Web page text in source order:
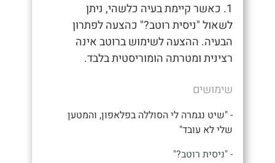
1. כאשר קיימת בעיה כלשהי, ניתן
לשאול "ניסית רוטב?" כהצעה לפתרון
הבעיה. ההצעה לשימוש ברוטב אינה
רצינית ומטרתה הומוריסטית בלבד.
שימושים
- "שיט נגמרה לי הסוללה בפלאפון, והמטען
שלי לא עובד"
- "ניסית רוטב?"